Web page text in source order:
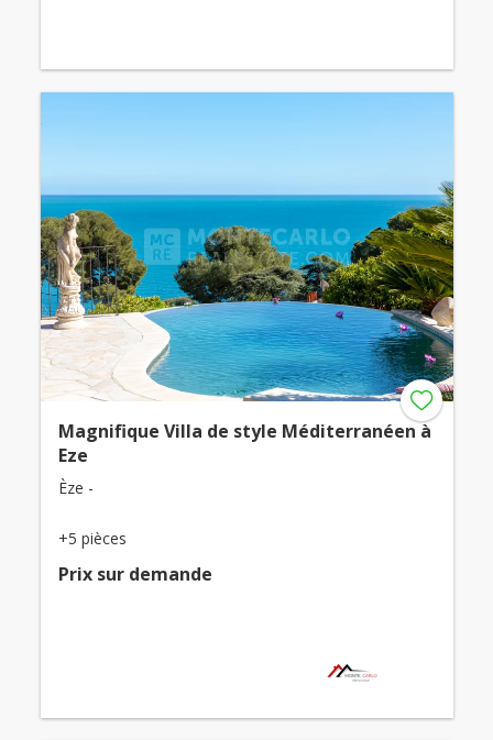
Magnifique Villa de style Méditerranéen à
Eze
Èze -
+5 pièces
Prix ​​sur demande